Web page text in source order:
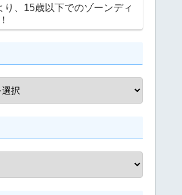
り、15歳以下でのゾーンディ